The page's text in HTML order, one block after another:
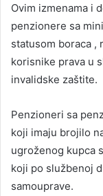
Ovim izmenama i
penzionere sa
statusom boraca ,
korisnike prava u
invalidske zaštite.
Penzioneri sa
koji imaju brojilo
ugroženog kupca
koji po službenoj
samouprave.